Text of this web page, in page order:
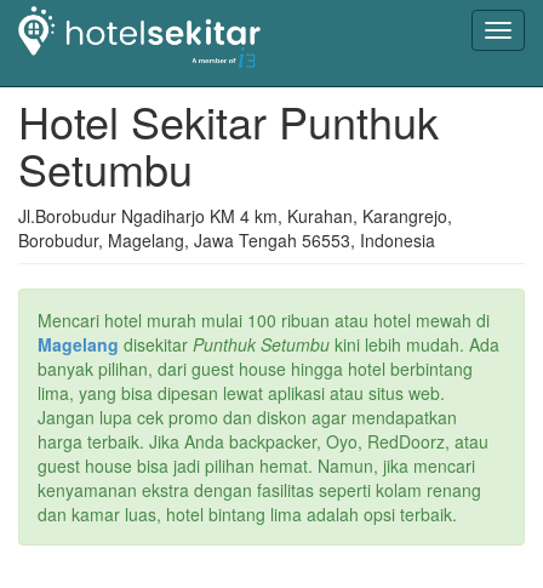
Hotel Sekitar Punthuk
Setumbu
Jl.Borobudur Ngadiharjo KM 4 km, Kurahan, Karangrejo,
Borobudur, Magelang, Jawa Tengah 56553, Indonesia
Mencari hotel murah mulai 100 ribuan atau hotel mewah di
Magelang disekitar Punthuk Setumbu kini lebih mudah. Ada
banyak pilihan, dari guest house hingga hotel berbintang
lima, yang bisa dipesan lewat aplikasi atau situs web.
Jangan lupa cek promo dan diskon agar mendapatkan
harga terbaik. Jika Anda backpacker, Oyo, RedDoorz, atau
guest house bisa jadi pilihan hemat. Namun, jika mencari
kenyamanan ekstra dengan fasilitas seperti kolam renang
dan kamar luas, hotel bintang lima adalah opsi terbaik.